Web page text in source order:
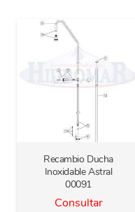
Recambio Ducha
Inoxidable Astral
00091
Consultar